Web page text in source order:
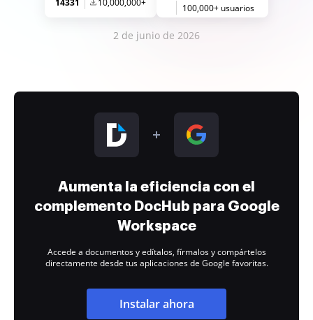
14331 10,000,000+
100,000+ usuarios
2 de junio de 2026
Aumenta la eficiencia con el
complemento DocHub para Google
Workspace
Accede a documentos y edítalos, fírmalos y compártelos
directamente desde tus aplicaciones de Google favoritas.
Instalar ahora